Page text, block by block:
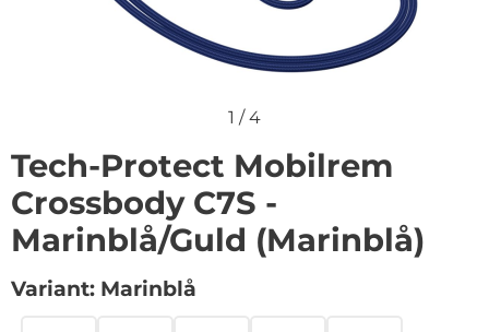
1 /4
Tech-Protect Mobilrem
Crossbody C7S -
Marinblå/Guld (Marinblå)
Variant: Marinblå